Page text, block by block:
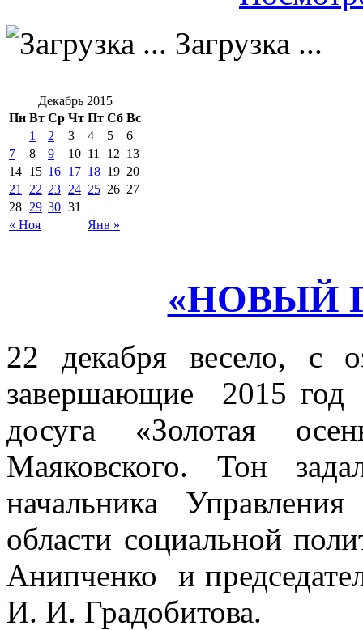
Загрузка ...
Декабрь 2015
Пн Вт Ср Чт Пт Сб Вс
« Ноя Янв »
1 2 3 4 5
6
7
8 9 10 11 12 13
14 15 16 17 18 19 20
21
22 23 24 25 26 27
28 29 30 31
«НОВЫЙ
22 декабря весело, с
завершающие 2015 год
досуга «Золотая
Маяковского. Тон
начальника
области социальной
Анипченко и
И. И. Градобитова.